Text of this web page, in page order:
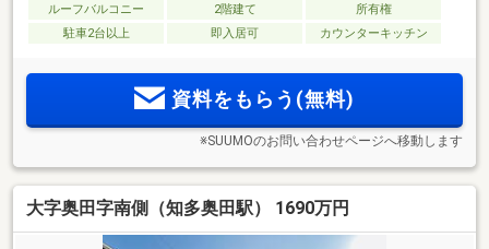
ルーフバルコニー 2階建て
所有権
駐車2台以上
即入居可 カウンターキッチン
資料をもらう(無料)
※SUUMOのお問い合わせページへ移動します
大字奥田字南側（知多奥田駅） 1690万円